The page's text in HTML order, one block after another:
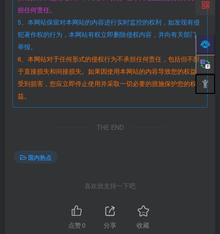
担任何责任。
5、本网站保留对本网站的内容进行实时监控的权利，如发现有侵
犯著作权的行为，本网站有权立即删除侵权内容，并向有关部门
举报。
6、本网站对于任何形式的侵权行为不承担任何责任，包括但不限
于直接损失和间接损失。如果因使用本网站的内容导致您的权益
受到损害，您应立即停止使用并采取一切必要的措施保护您的权
益。
THE END
国内热点
喜欢就支持一下吧
点赞0 分享 收藏